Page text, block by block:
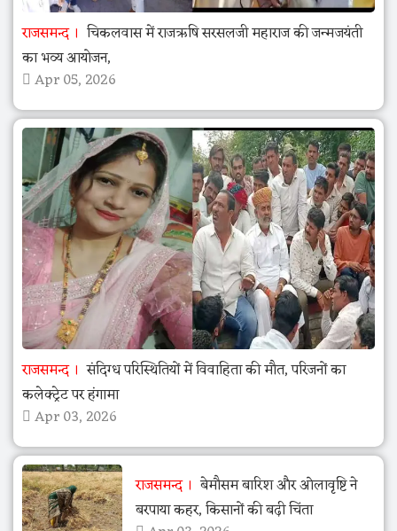
राजसमन्द
चिकलवास में राजऋषि सरसलजी महाराज की जन्मजयंती
का भव्य आयोजन,
Apr 05, 2026
राजसमन्द
संदिग्ध परिस्थितियों में विवाहिता की मौत, परिजनों का
कलेक्ट्रेट पर हंगामा
Apr 03, 2026
राजसमन्द
बेमौसम बारिश और ओलावृष्टि ने
बरपाया कहर, किसानों की बढ़ी चिंता